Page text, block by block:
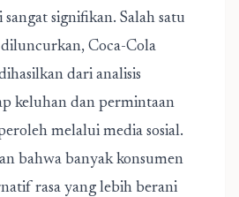
signifikan. Salah satu
Coca-Cola
dari analisis
keluhan dan permintaan
melalui media sosial.
bahwa banyak konsumen
rasa yang lebih berani